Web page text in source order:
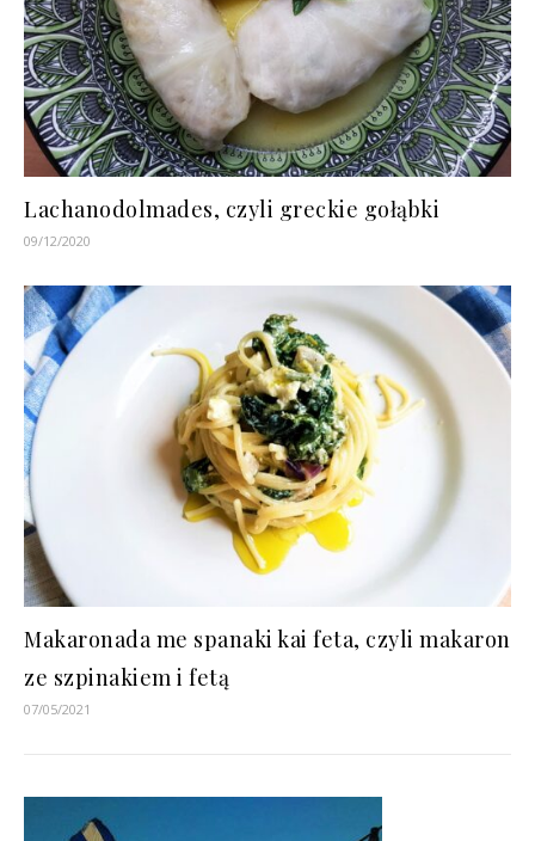
Lachanodolmades, czyli greckie gołąbki
09/12/2020
Makaronada me spanaki kai feta, czyli makaron
ze szpinakiem i fetą
07/05/2021